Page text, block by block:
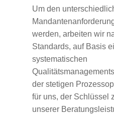
Um den
werden, arbeiten wir
Standards, auf Basis
systematischen
der stetigen
für uns, der Schlüssel
unserer